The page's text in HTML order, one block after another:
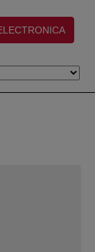
nueva ventana)